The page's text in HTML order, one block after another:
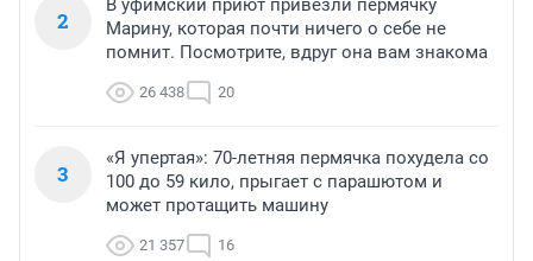
2
В уфимский приют привезли пермячку
Марину, которая почти ничего о себе не
помнит. Посмотрите, вдруг она вам знакома
26 438 20
3
«Я упертая»: 70-летняя пермячка похудела со
100 до 59 кило, прыгает с парашютом и
может протащить машину
21 357 16